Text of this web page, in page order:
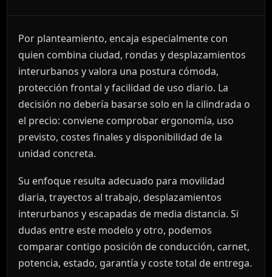
Por planteamiento, encaja especialmente con
quien combina ciudad, rondas y desplazamientos
interurbanos y valora una postura cómoda,
protección frontal y facilidad de uso diario. La
decisión no debería basarse solo en la cilindrada o
el precio: conviene comprobar ergonomía, uso
previsto, costes finales y disponibilidad de la
unidad concreta.
Su enfoque resulta adecuado para movilidad
diaria, trayectos al trabajo, desplazamientos
interurbanos y escapadas de media distancia. Si
dudas entre este modelo y otro, podemos
comparar contigo posición de conducción, carnet,
potencia, estado, garantía y coste total de entrega.